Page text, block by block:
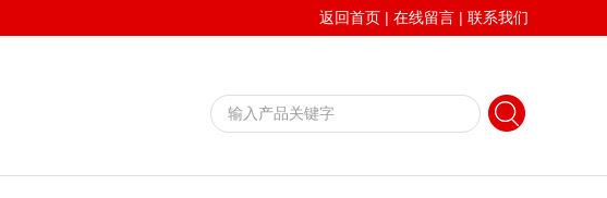
返回首页 | 在线留言 | 联系我们